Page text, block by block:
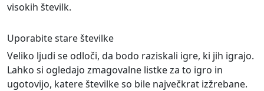
visokih številk.
Uporabite stare številke
Veliko ljudi se odloči, da bodo raziskali igre, ki jih igrajo.
Lahko si ogledajo zmagovalne listke za to igro in
ugotovijo, katere številke so bile največkrat izžrebane.